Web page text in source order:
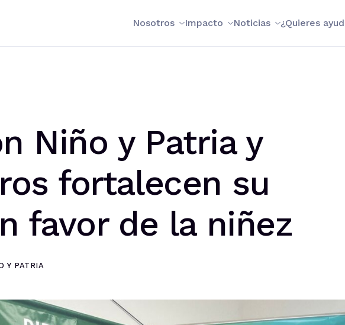
Nosotros Impacto Noticias ¿Quieres
Niño y Patria y
fortalecen su
favor de la niñez
Y PATRIA